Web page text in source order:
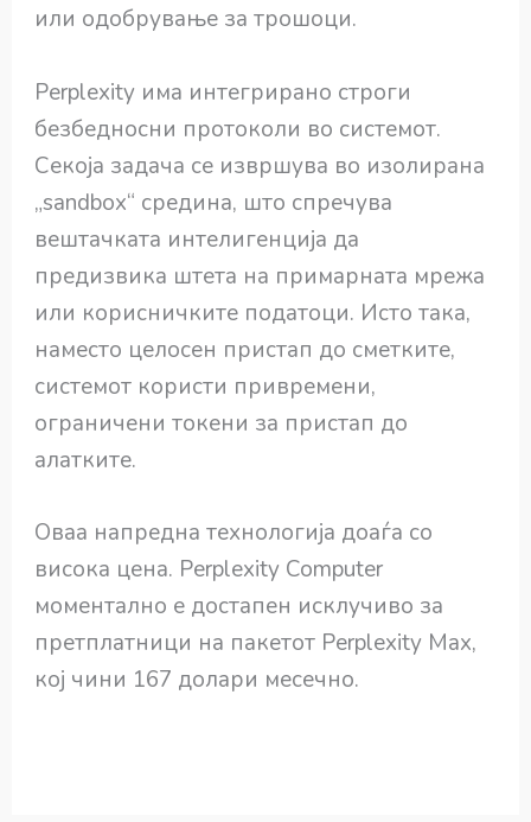
или одобрување за трошоци.
Perplexity има интегрирано строги
безбедносни протоколи во системот.
Секоја задача се извршува во изолирана
„sandbox“ средина, што спречува
вештачката интелигенција да
предизвика штета на примарната мрежа
или корисничките податоци. Исто така,
наместо целосен пристап до сметките,
системот користи привремени,
ограничени токени за пристап до
алатките.
Оваа напредна технологија доаѓа со
висока цена. Perplexity Computer
моментално е достапен исклучиво за
претплатници на пакетот Perplexity Max,
кој чини 167 долари месечно.